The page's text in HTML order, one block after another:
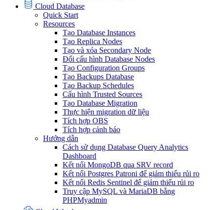
Cloud Database
Quick Start
Resources
Tạo Database Instances
Tạo Replica Nodes
Tạo và xóa Secondary Node
Đổi cấu hình Database Nodes
Tạo Configuration Groups
Tạo Backups Database
Tạo Backup Schedules
Cấu hình Trusted Sources
Tạo Database Migration
Thực hiện migration dữ liệu
Tích hợp OBS
Tích hợp cảnh báo
Hướng dẫn
Cách sử dụng Database Query Analytics
Dashboard
Kết nối MongoDB qua SRV record
Kết nối Postgres Patroni để giảm thiểu rủi ro
Kết nối Redis Sentinel để giảm thiểu rủi ro
Truy cập MySQL và MariaDB bằng
PHPMyadmin